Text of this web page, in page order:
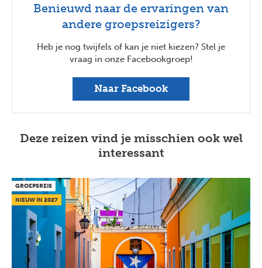
Benieuwd naar de ervaringen van
andere groepsreizigers?
Heb je nog twijfels of kan je niet kiezen? Stel je
vraag in onze Facebookgroep!
Naar Facebook
Deze reizen vind je misschien ook wel
interessant
GROEPSREIS
NIEUW IN 2027